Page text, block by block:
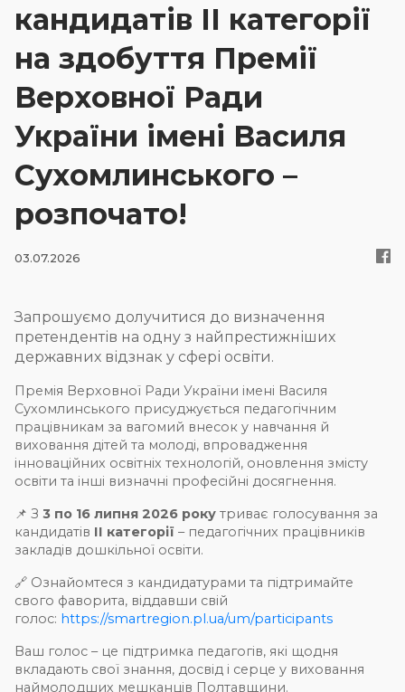
Контакти
Увійти
кандидатів ІІ категорії
на здобуття Премії
Верховної Ради
України імені Василя
Сухомлинського –
розпочато!
03.07.2026
Запрошуємо долучитися до визначення
претендентів на одну з найпрестижніших
державних відзнак у сфері освіти.
Премія Верховної Ради України імені Василя
Сухомлинського присуджується педагогічним
працівникам за вагомий внесок у навчання й
виховання дітей та молоді, впровадження
інноваційних освітніх технологій, оновлення змісту
освіти та інші визначні професійні досягнення.
📌 З 3 по 16 липня 2026 року триває голосування за
кандидатів ІІ категорії – педагогічних працівників
закладів дошкільної освіти.
🔗 Ознайомтеся з кандидатурами та підтримайте
свого фаворита, віддавши свій
голос: https://smartregion.pl.ua/um/participants
Ваш голос – це підтримка педагогів, які щодня
вкладають свої знання, досвід і серце у виховання
наймолодших мешканців Полтавщини.